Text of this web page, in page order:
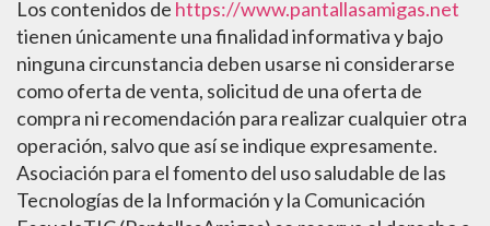
Los contenidos de https://www.pantallasamigas.net
tienen únicamente una finalidad informativa y bajo
ninguna circunstancia deben usarse ni considerarse
como oferta de venta, solicitud de una oferta de
compra ni recomendación para realizar cualquier otra
operación, salvo que así se indique expresamente.
Asociación para el fomento del uso saludable de las
Tecnologías de la Información y la Comunicación